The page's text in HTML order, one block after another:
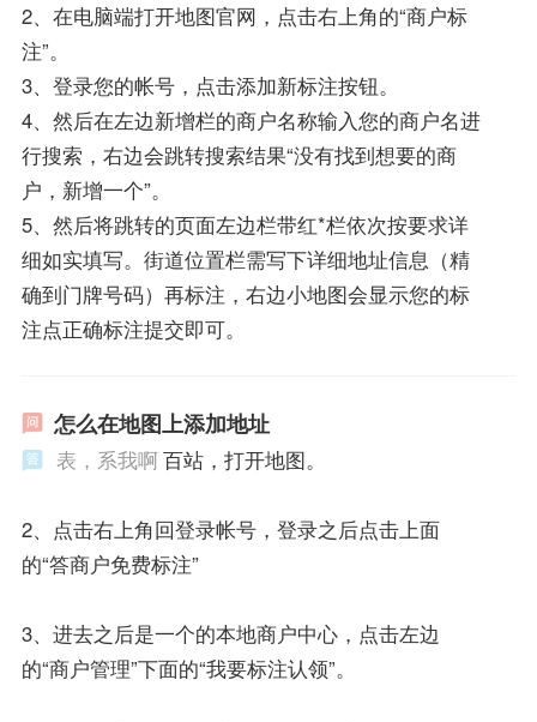
2、在电脑端打开地图官网，点击右上角的“商户标
注”。
3、登录您的帐号，点击添加新标注按钮。
4、然后在左边新增栏的商户名称输入您的商户名进
行搜索，右边会跳转搜索结果“没有找到想要的商
户，新增一个”。
5、然后将跳转的页面左边栏带红*栏依次按要求详
细如实填写。街道位置栏需写下详细地址信息（精
确到门牌号码）再标注，右边小地图会显示您的标
注点正确标注提交即可。
怎么在地图上添加地址
表，系我啊百站，打开地图。
2、点击右上角回登录帐号，登录之后点击上面
的“答商户免费标注”
3、进去之后是一个的本地商户中心，点击左边
的“商户管理”下面的“我要标注认领”。